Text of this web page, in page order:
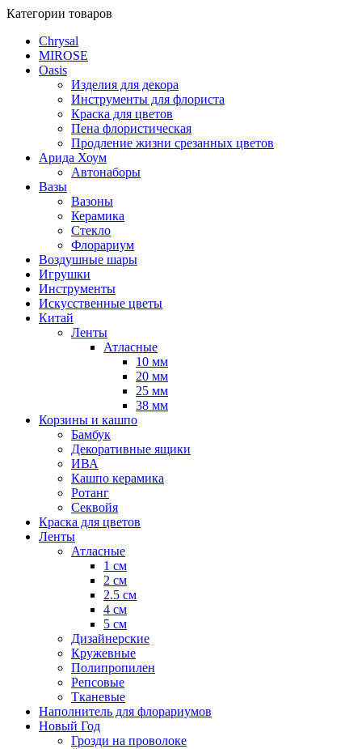
Категории товаров
Chrysal
MIROSE
Oasis
Изделия для декора
Инструменты для флориста
Краска для цветов
Пена флористическая
Продление жизни срезанных цветов
Арида Хоум
Автонаборы
Вазы
Вазоны
Керамика
Стекло
Флорариум
Воздушные шары
Игрушки
Инструменты
Искусственные цветы
Китай
Ленты
Атласные
10 мм
20 мм
25 мм
38 мм
Корзины и кашпо
Бамбук
Декоративные ящики
ИВА
Кашпо керамика
Ротанг
Секвойя
Краска для цветов
Ленты
Атласные
1 см
2 см
2.5 см
4 см
5 см
Дизайнерские
Кружевные
Полипропилен
Репсовые
Тканевые
Наполнитель для флорариумов
Новый Год
Грозди на проволоке